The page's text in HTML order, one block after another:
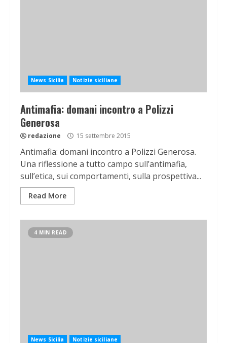
News Sicilia Notizie siciliane
Antimafia: domani incontro a Polizzi
Generosa
redazione 15 settembre 2015
Antimafia: domani incontro a Polizzi Generosa.
Una riflessione a tutto campo sull’antimafia,
sull’etica, sui comportamenti, sulla prospettiva...
Read More
4 MIN READ
News Sicilia Notizie siciliane